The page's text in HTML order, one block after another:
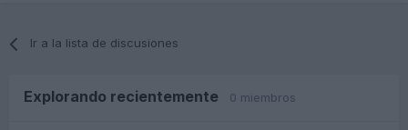
Ir a la lista de discusiones
Explorando recientemente 0 miembros